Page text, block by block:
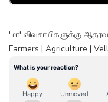
'மா' விவசாயிகளுக்கு
Farmers | Agriculture |